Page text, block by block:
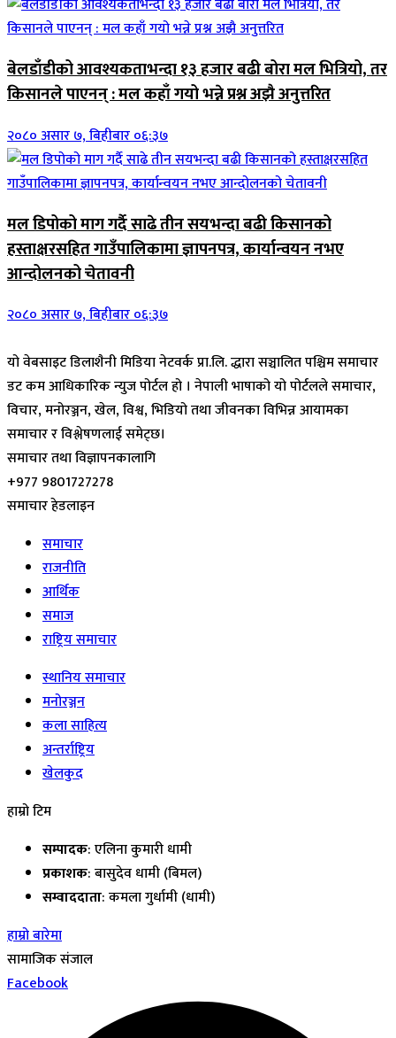
बेलडाँडीको आवश्यकताभन्दा १३ हजार बढी बोरा मल भित्रियो, तर
किसानले पाएनन् : मल कहाँ गयो भन्ने प्रश्न अझै अनुत्तरित
२०८० असार ७, बिहीबार ०६:३७
मल डिपोको माग गर्दै साढे तीन सयभन्दा बढी किसानको
हस्ताक्षरसहित गाउँपालिकामा ज्ञापनपत्र, कार्यान्वयन नभए
आन्दोलनको चेतावनी
२०८० असार ७, बिहीबार ०६:३७
यो वेबसाइट डिलाशैनी मिडिया नेटवर्क प्रा.लि. द्धारा सञ्चालित पश्चिम समाचार
डट कम आधिकारिक न्युज पोर्टल हो । नेपाली भाषाको यो पोर्टलले समाचार,
विचार, मनोरञ्जन, खेल, विश्व, भिडियो तथा जीवनका विभिन्न आयामका
समाचार र विश्लेषणलाई समेट्छ।
समाचार तथा विज्ञापनकालागि
+977 9801727278
समाचार हेडलाइन
समाचार
राजनीति
आर्थिक
समाज
राष्ट्रिय समाचार
स्थानिय समाचार
मनोरञ्जन
कला साहित्य
अन्तर्राष्ट्रिय
खेलकुद
हाम्रो टिम
सम्पादक: एलिना कुमारी धामी
प्रकाशक: बासुदेव धामी (बिमल)
सम्वाददाता: कमला गुर्धामी (धामी)
हाम्रो बारेमा
सामाजिक संजाल
Facebook